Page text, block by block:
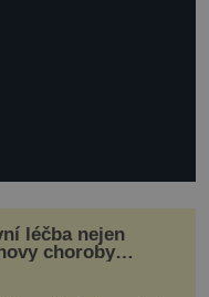
léčba nejen
choroby